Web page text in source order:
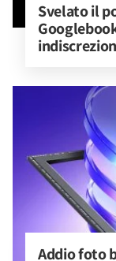
Svelato il
Addio foto